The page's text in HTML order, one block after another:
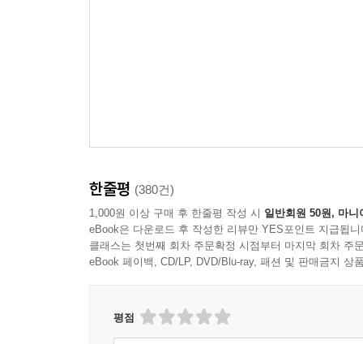
한줄평 (380건)
1,000원 이상 구매 후 한줄평 작성 시 일반회원 50원, 마니
eBook은 다운로드 후 작성한 리뷰만 YES포인트 지급됩니
클래스는 첫번째 회차 주문확정 시점부터 마지막 회차 주
eBook 페이백, CD/LP, DVD/Blu-ray, 패션 및 판매금지 상
평점